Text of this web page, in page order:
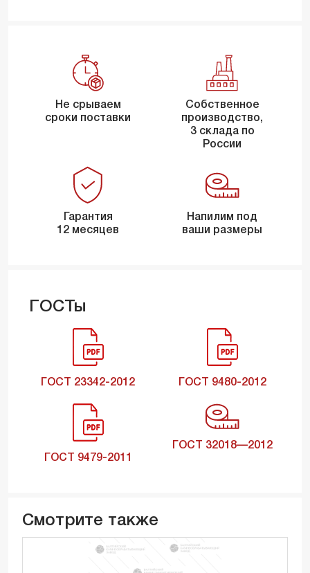
Не срываем
сроки поставки
Собственное
производство,
3 склада по
России
Гарантия
12 месяцев
Напилим под
ваши размеры
ГОСТы
ГОСТ 23342-2012 ГОСТ 9480-2012
ГОСТ 9479-2011
ГОСТ 32018—2012
Смотрите также